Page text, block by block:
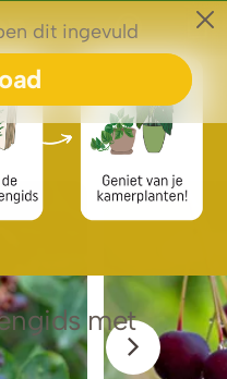
0